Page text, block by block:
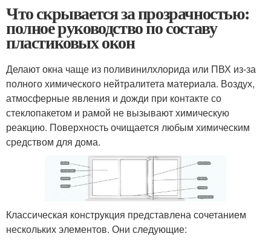
Что скрывается за прозрачностью:
полное руководство по составу
пластиковых окон
Делают окна чаще из поливинилхлорида или ПВХ из-за
полного химического нейтралитета материала. Воздух,
атмосферные явления и дожди при контакте со
стеклопакетом и рамой не вызывают химическую
реакцию. Поверхность очищается любым химическим
средством для дома.
Классическая конструкция представлена сочетанием
нескольких элементов. Они следующие: